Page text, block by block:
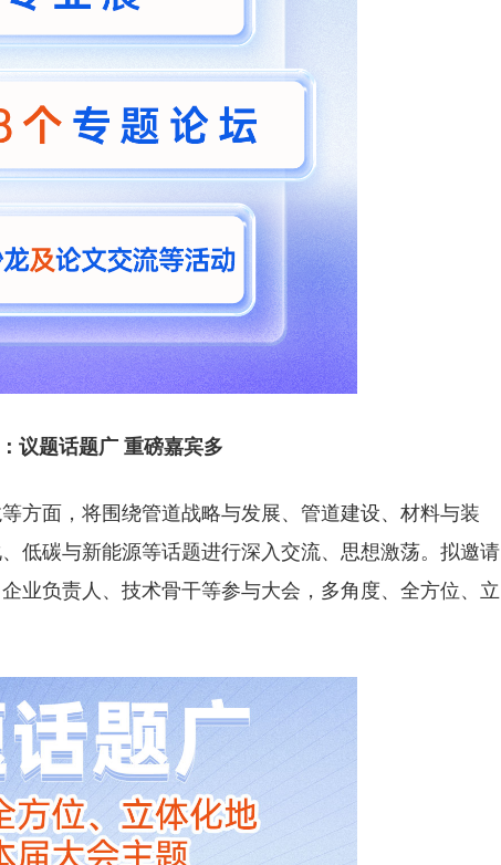
议题话题广 重磅嘉宾多
方面，将围绕管道战略与发展、管道建设、材料与装
低碳与新能源等话题进行深入交流、思想激荡。拟邀请
业负责人、技术骨干等参与大会，多角度、全方位、立